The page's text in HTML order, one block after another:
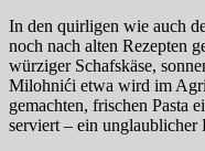
In den quirligen wie auch
noch nach alten Rezepten
würziger Schafskäse,
Milohnići etwa wird im
gemachten, frischen Pasta
serviert – ein unglaublicher